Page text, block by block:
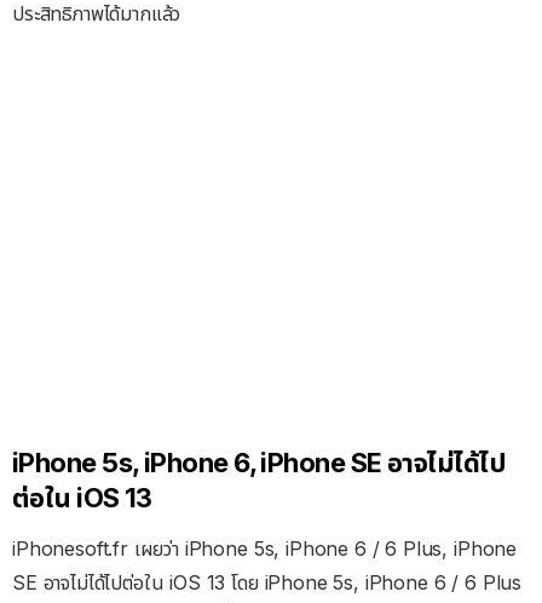
ประสิทธิภาพได้มากแล้ว
iPhone 5s, iPhone 6, iPhone SE อาจไม่ได้ไป
ต่อใน iOS 13
iPhonesoft.fr เผยว่า iPhone 5s, iPhone 6 / 6 Plus, iPhone
SE อาจไม่ได้ไปต่อใน iOS 13 โดย iPhone 5s, iPhone 6 / 6 Plus